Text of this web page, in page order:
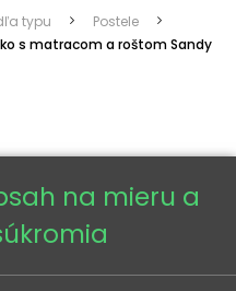
typu
Postele
s matracom a roštom Sandy
na mieru a